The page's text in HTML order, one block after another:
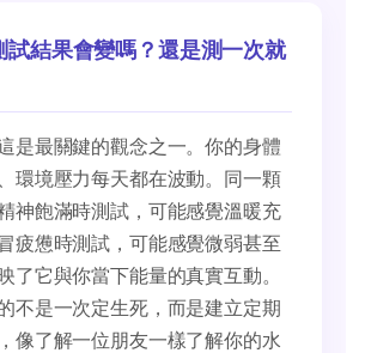
試結果會變嗎？還是測一次就
是最關鍵的觀念之一。你的身體
環境壓力每天都在波動。同一顆
神飽滿時測試，可能感覺溫暖充
疲憊時測試，可能感覺微弱甚至
了它與你當下能量的真實互動。
不是一次定生死，而是建立定期
像了解一位朋友一樣了解你的水